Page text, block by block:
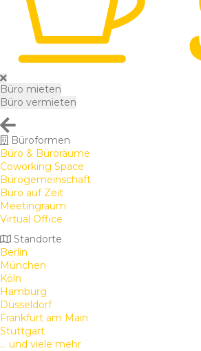
Büro mieten
Büro vermieten
Büroformen
Büro & Büroräume
Coworking Space
Bürogemeinschaft
Büro auf Zeit
Meetingraum
Virtual Office
Standorte
Berlin
München
Köln
Hamburg
Düsseldorf
Frankfurt am Main
Stuttgart
... und viele mehr